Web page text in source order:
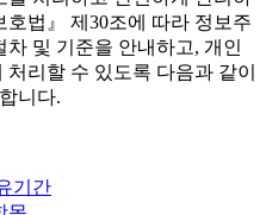
법』 제30조에 따라 정보주
및 기준을 안내하고, 개인
리할 수 있도록 다음과 같이
니다.
기간